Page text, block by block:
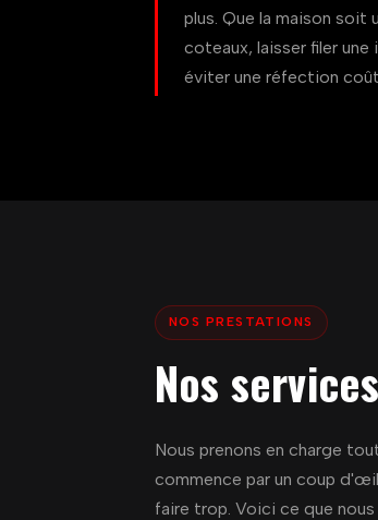
plus. Que la maison soit
coteaux, laisser filer
éviter une réfection
NOS PRESTATIONS
Nos
Nous prenons en charge
commence par un coup
faire trop. Voici ce que